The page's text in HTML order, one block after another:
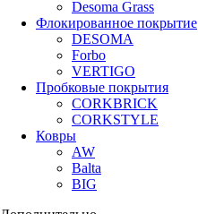
Desoma Grass
Флокированное покрытие
DESOMA
Forbo
VERTIGO
Пробковые покрытия
CORKBRICK
CORKSTYLE
Ковры
AW
Balta
BIG